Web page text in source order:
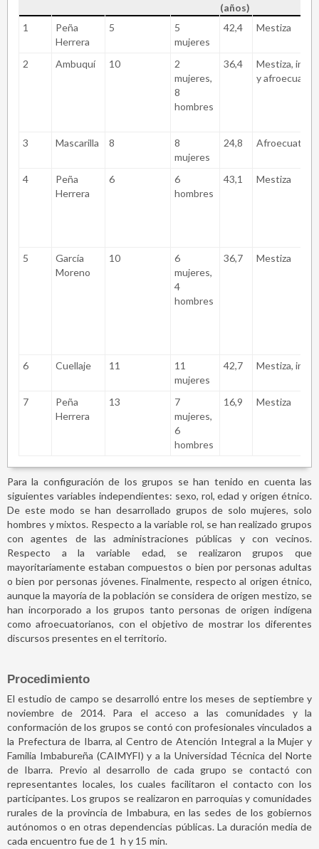
(años)
1
Peña
Herrera
5
5
mujeres
42,4 Mestiza
2 Ambuquí 10
2
mujeres,
8
hombres
36,4
Mestiza,
y
3 Mascarilla 8
8
mujeres
24,8
4
Peña
Herrera
6
6
hombres
43,1 Mestiza
5
García
Moreno
10
6
mujeres,
4
hombres
36,7 Mestiza
6 Cuellaje 11
11
mujeres
42,7 Mestiza,
7
Peña
Herrera
13
7
mujeres,
6
hombres
16,9 Mestiza
Para la configuración de los grupos se han tenido en cuenta las
siguientes variables independientes: sexo, rol, edad y origen étnico.
De este modo se han desarrollado grupos de solo mujeres, solo
hombres y mixtos. Respecto a la variable rol, se han realizado grupos
con agentes de las administraciones públicas y con vecinos.
Respecto a la variable edad, se realizaron grupos que
mayoritariamente estaban compuestos o bien por personas adultas
o bien por personas jóvenes. Finalmente, respecto al origen étnico,
aunque la mayoría de la población se considera de origen mestizo, se
han incorporado a los grupos tanto personas de origen indígena
como afroecuatorianos, con el objetivo de mostrar los diferentes
discursos presentes en el territorio.
Procedimiento
El estudio de campo se desarrolló entre los meses de septiembre y
noviembre de 2014. Para el acceso a las comunidades y la
conformación de los grupos se contó con profesionales vinculados a
la Prefectura de Ibarra, al Centro de Atención Integral a la Mujer y
Familia Imbabureña (CAIMYFI) y a la Universidad Técnica del Norte
de Ibarra. Previo al desarrollo de cada grupo se contactó con
representantes locales, los cuales facilitaron el contacto con los
participantes. Los grupos se realizaron en parroquias y comunidades
rurales de la provincia de Imbabura, en las sedes de los gobiernos
autónomos o en otras dependencias públicas. La duración media de
cada encuentro fue de 1 h y 15 min.